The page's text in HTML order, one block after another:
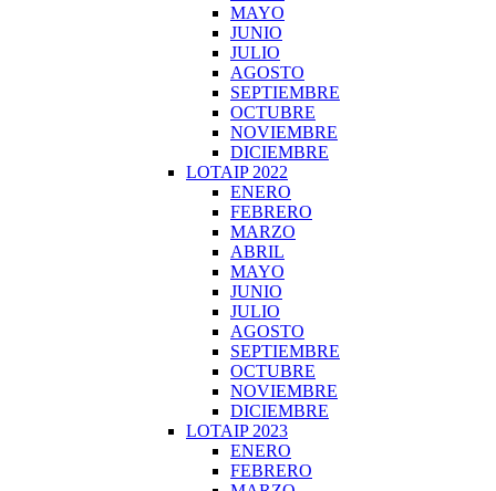
MAYO
JUNIO
JULIO
AGOSTO
SEPTIEMBRE
OCTUBRE
NOVIEMBRE
DICIEMBRE
LOTAIP 2022
ENERO
FEBRERO
MARZO
ABRIL
MAYO
JUNIO
JULIO
AGOSTO
SEPTIEMBRE
OCTUBRE
NOVIEMBRE
DICIEMBRE
LOTAIP 2023
ENERO
FEBRERO